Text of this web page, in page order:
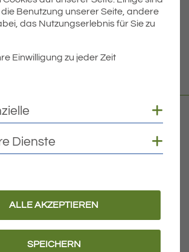
0
7 5 4 1 9 7 0 8 0
die Benutzung unserer Seite, andere
das Nutzungserlebnis für Sie zu
Einwilligung zu jeder Zeit
Dienste
ALLE AKZEPTIEREN
SPEICHERN